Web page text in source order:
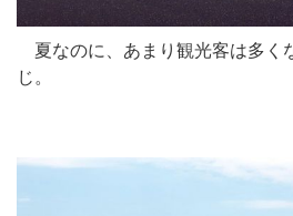
夏なのに、あまり観光客は多く
じ。